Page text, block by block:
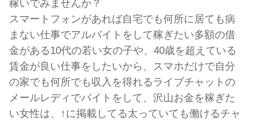
稼いでみませんか？
スマートフォンがあれば自宅でも何所に居ても病
まない仕事でアルバイトをして稼ぎたい多額の借
金がある10代の若い女の子や、40歳を超えている
賃金が良い仕事をしたいから、スマホだけで自分
の家でも何所でも収入を得れるライブチャットの
メールレディでバイトをして、沢山お金を稼ぎた
い女性は、↑に掲載してる太っていても働けるチャ